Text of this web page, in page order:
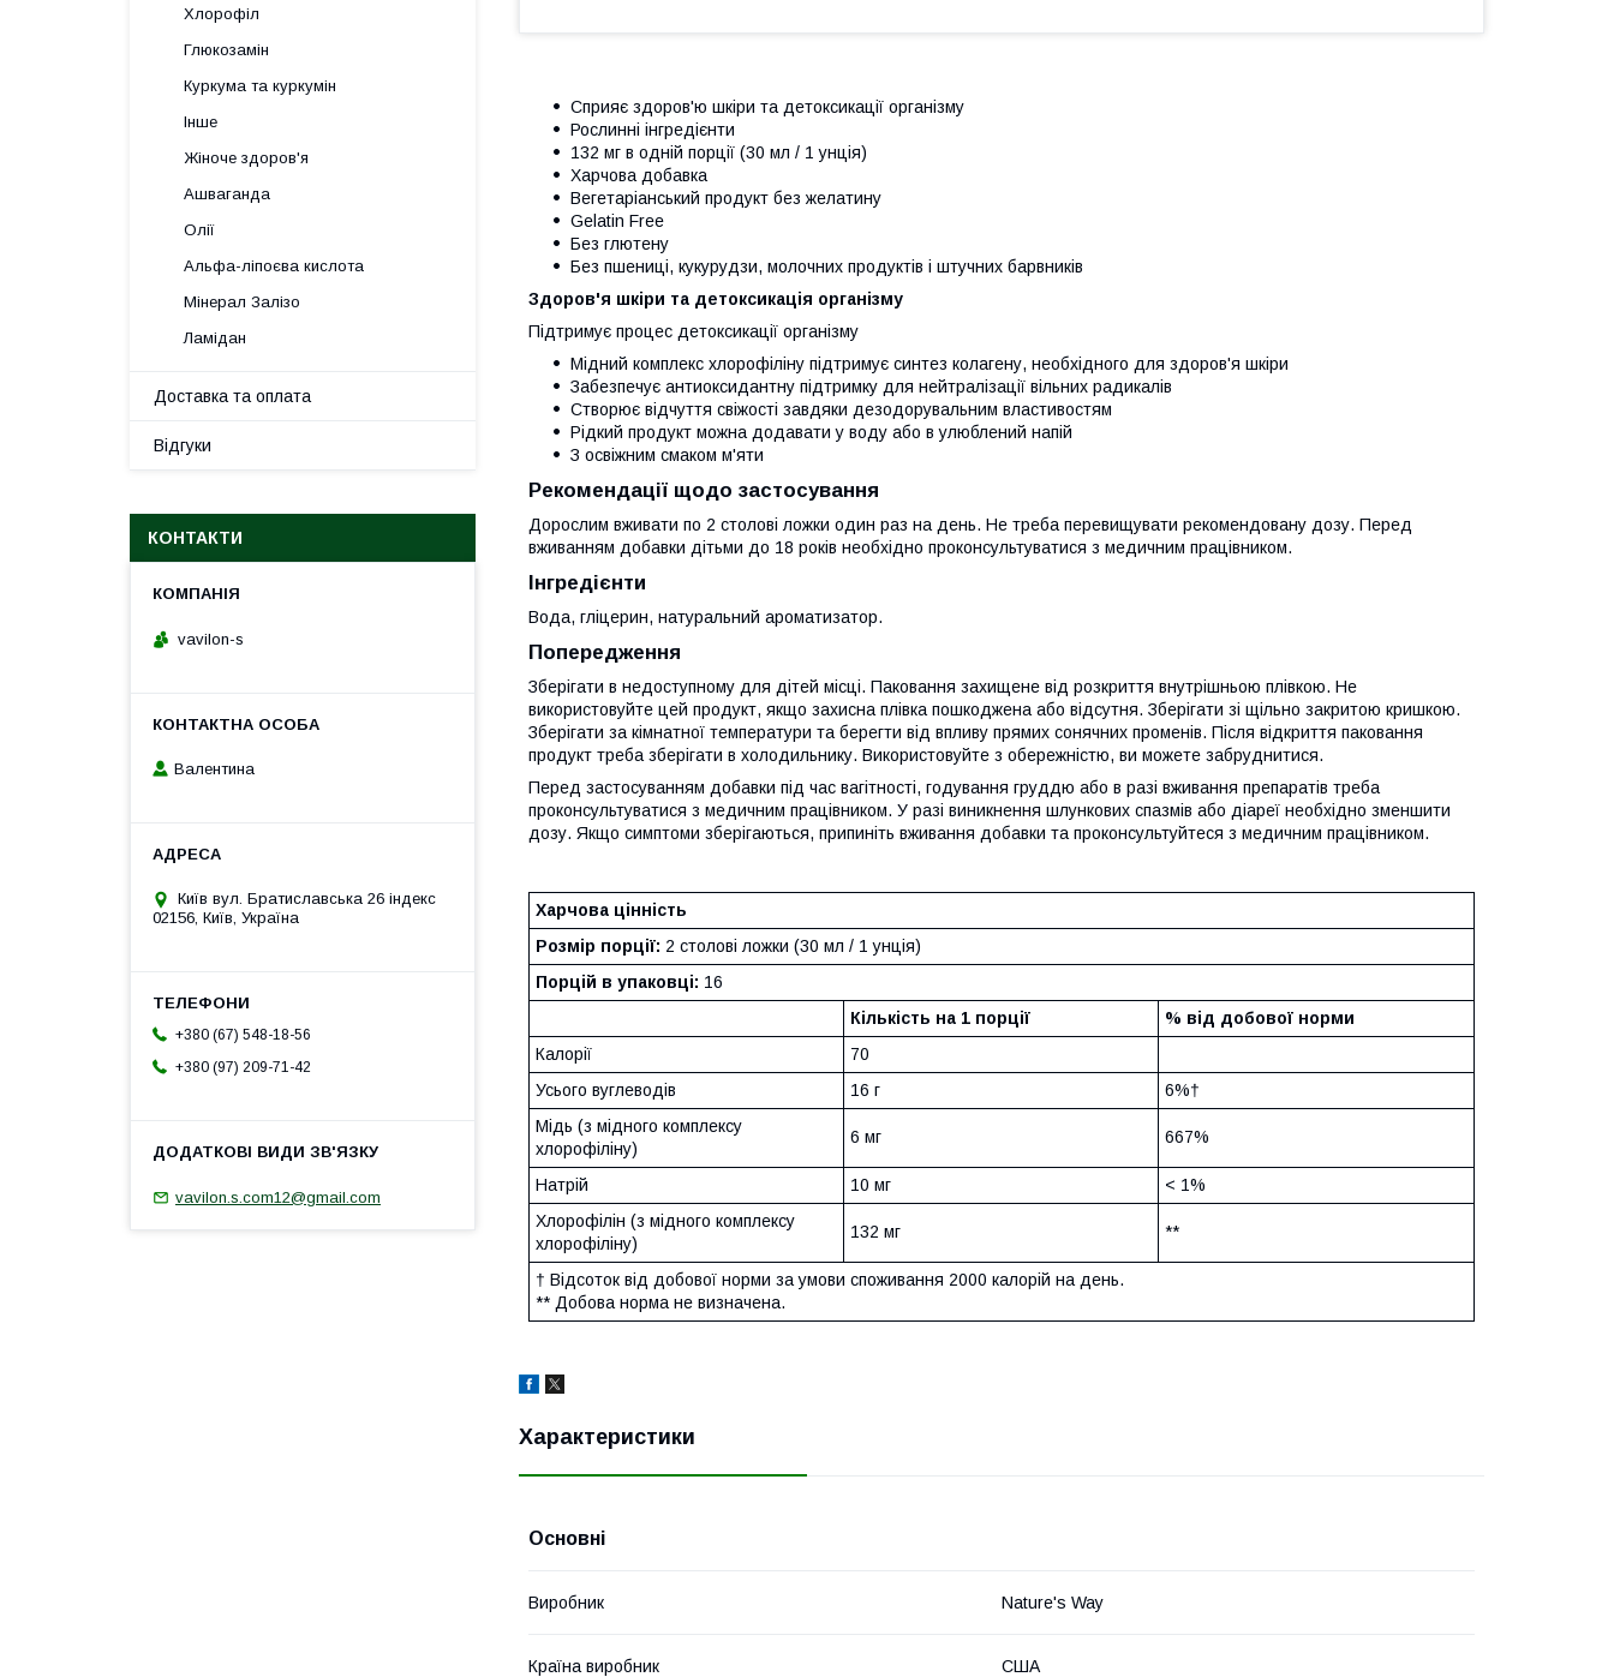
Сприяє здоров'ю шкіри та детоксикації організму
Рослинні інгредієнти
132 мг в одній порції (30 мл / 1 унція)
Харчова добавка
Вегетаріанський продукт без желатину
Gelatin Free
Без глютену
Без пшениці, кукурудзи, молочних продуктів і штучних барвників
Здоров'я шкіри та детоксикація організму
Підтримує процес детоксикації організму
Мідний комплекс хлорофіліну підтримує синтез колагену, необхідного для здоров'я шкіри
Забезпечує антиоксидантну підтримку для нейтралізації вільних радикалів
Створює відчуття свіжості завдяки дезодорувальним властивостям
Рідкий продукт можна додавати у воду або в улюблений напій
З освіжним смаком м'яти
Рекомендації щодо застосування
Дорослим вживати по 2 столові ложки один раз на день. Не треба перевищувати рекомендовану дозу. Перед
вживанням добавки дітьми до 18 років необхідно проконсультуватися з медичним працівником.
Інгредієнти
Вода, гліцерин, натуральний ароматизатор.
Попередження
Зберігати в недоступному для дітей місці. Паковання захищене від розкриття внутрішньою плівкою. Не
використовуйте цей продукт, якщо захисна плівка пошкоджена або відсутня. Зберігати зі щільно закритою кришкою.
Зберігати за кімнатної температури та берегти від впливу прямих сонячних променів. Після відкриття паковання
продукт треба зберігати в холодильнику. Використовуйте з обережністю, ви можете забруднитися.
Перед застосуванням добавки під час вагітності, годування груддю або в разі вживання препаратів треба
проконсультуватися з медичним працівником. У разі виникнення шлункових спазмів або діареї необхідно зменшити
дозу. Якщо симптоми зберігаються, припиніть вживання добавки та проконсультуйтеся з медичним працівником.
Харчова цінність
Розмір порції: 2 столові ложки (30 мл / 1 унція)
Порцій в упаковці: 16
Кількість на 1 порції
% від добової норми
Калорії
70
Усього вуглеводів
16 г
6%†
Мідь (з мідного комплексу
хлорофіліну)
6 мг 667%
Натрій 10 мг
< 1%
Хлорофілін (з мідного комплексу
хлорофіліну)
132 мг **
† Відсоток від добової норми за умови споживання 2000 калорій на день.
** Добова норма не визначена.
Характеристики
Основні
Виробник Nature's Way
Країна виробник США
Хлорофіл
Глюкозамін
Куркума та куркумін
Інше
Жіноче здоров'я
Ашваганда
Олії
Альфа-ліпоєва кислота
Мінерал Залізо
Ламідан
Доставка та оплата
Відгуки
КОНТАКТИ
vavilon-s
Валентина
Київ вул. Братиславська 26 індекс
02156, Київ, Україна
+380 (67) 548-18-56
+380 (97) 209-71-42
vavilon.s.com12@gmail.com